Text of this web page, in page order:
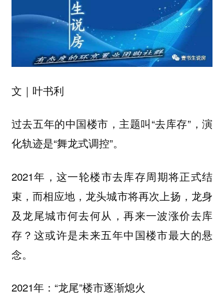
文｜叶书利
过去五年的中国楼市，主题叫“去库存”，演
化轨迹是“舞龙式调控”。
2021年，这一轮楼市去库存周期将正式结
束，而相应地，龙头城市将再次上扬，龙身
及龙尾城市何去何从，再来一波涨价去库
存？这或许是未来五年中国楼市最大的悬
念。
2021年：“龙尾”楼市逐渐熄火